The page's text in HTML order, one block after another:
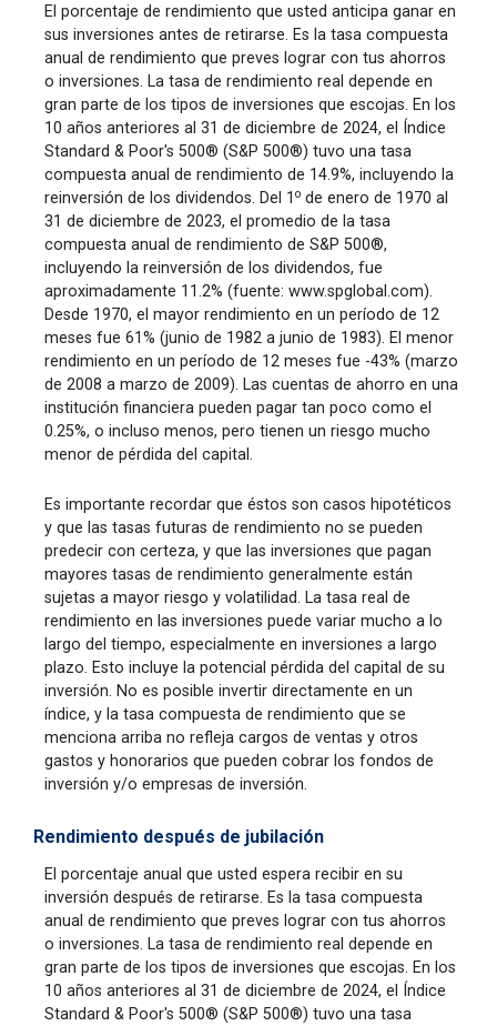
El porcentaje de rendimiento que usted anticipa ganar en
sus inversiones antes de retirarse. Es la tasa compuesta
anual de rendimiento que preves lograr con tus ahorros
o inversiones. La tasa de rendimiento real depende en
gran parte de los tipos de inversiones que escojas. En los
10 años anteriores al 31 de diciembre de 2024, el Índice
Standard & Poor's 500® (S&P 500®) tuvo una tasa
compuesta anual de rendimiento de 14.9%, incluyendo la
reinversión de los dividendos. Del 1 o de enero de 1970 al
31 de diciembre de 2023, el promedio de la tasa
compuesta anual de rendimiento de S&P 500®,
incluyendo la reinversión de los dividendos, fue
aproximadamente 11.2% (fuente: www.spglobal.com).
Desde 1970, el mayor rendimiento en un período de 12
meses fue 61% (junio de 1982 a junio de 1983). El menor
rendimiento en un período de 12 meses fue -43% (marzo
de 2008 a marzo de 2009). Las cuentas de ahorro en una
institución financiera pueden pagar tan poco como el
0.25%, o incluso menos, pero tienen un riesgo mucho
menor de pérdida del capital.
Es importante recordar que éstos son casos hipotéticos
y que las tasas futuras de rendimiento no se pueden
predecir con certeza, y que las inversiones que pagan
mayores tasas de rendimiento generalmente están
sujetas a mayor riesgo y volatilidad. La tasa real de
rendimiento en las inversiones puede variar mucho a lo
largo del tiempo, especialmente en inversiones a largo
plazo. Esto incluye la potencial pérdida del capital de su
inversión. No es posible invertir directamente en un
índice, y la tasa compuesta de rendimiento que se
menciona arriba no refleja cargos de ventas y otros
gastos y honorarios que pueden cobrar los fondos de
inversión y/o empresas de inversión.
Rendimiento después de jubilación
El porcentaje anual que usted espera recibir en su
inversión después de retirarse. Es la tasa compuesta
anual de rendimiento que preves lograr con tus ahorros
o inversiones. La tasa de rendimiento real depende en
gran parte de los tipos de inversiones que escojas. En los
10 años anteriores al 31 de diciembre de 2024, el Índice
Standard & Poor's 500® (S&P 500®) tuvo una tasa